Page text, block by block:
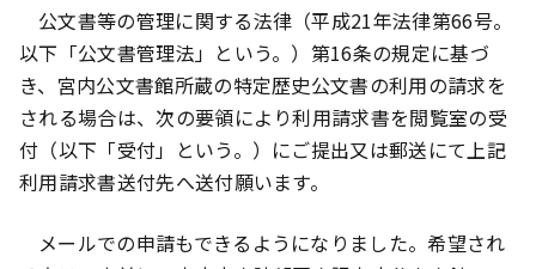
公文書等の管理に関する法律（平成21年法律第66号。
以下「公文書管理法」という。）第16条の規定に基づ
き、宮内公文書館所蔵の特定歴史公文書の利用の請求を
される場合は、次の要領により利用請求書を閲覧室の受
付（以下「受付」という。）にご提出又は郵送にて上記
利用請求書送付先へ送付願います。
メールでの申請もできるようになりました。希望され